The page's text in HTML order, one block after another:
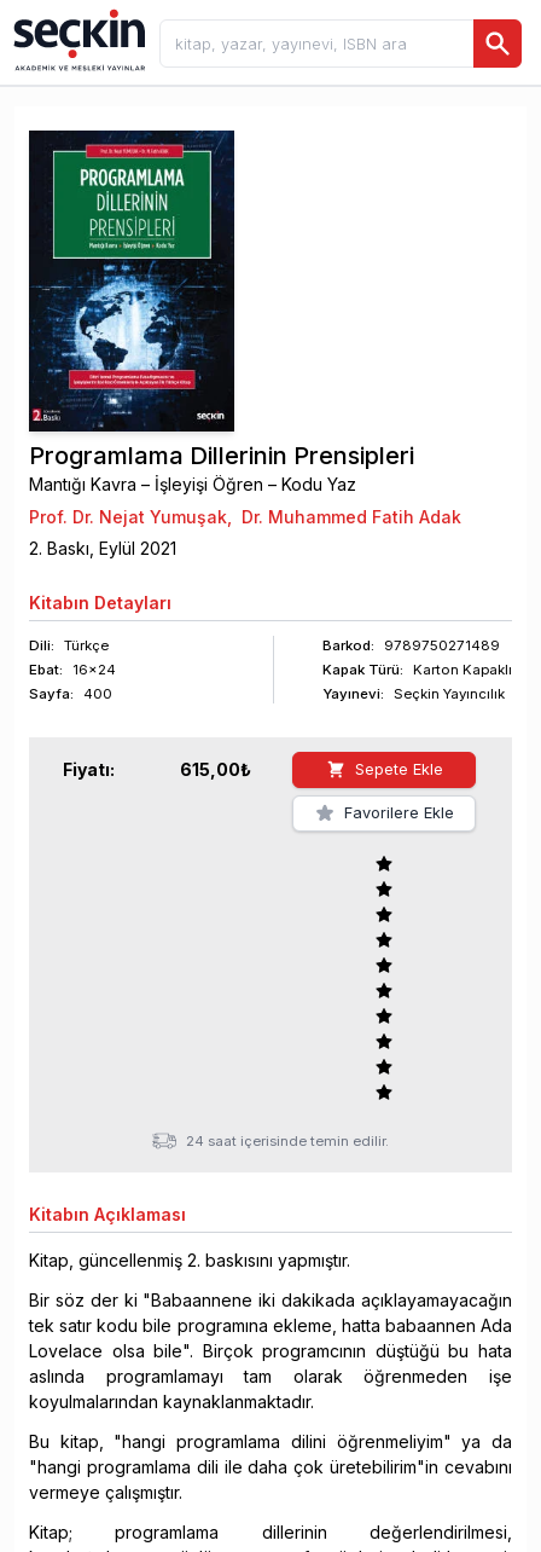
Programlama Dillerinin Prensipleri
Mantığı Kavra – İşleyişi Öğren – Kodu Yaz
Prof. Dr. Nejat Yumuşak, Dr. Muhammed Fatih Adak
2. Baskı, Eylül 2021
Kitabın Detayları
Dili:
Türkçe
Ebat:
16x24
Sayfa: 400
Barkod:
9789750271489
Kapak Türü:
Karton Kapaklı
Yayınevi:
Seçkin Yayıncılık
Fiyatı: 615,00₺ Sepete Ekle
Favorilere Ekle
24 saat içerisinde temin edilir.
Kitabın Açıklaması
Kitap, güncellenmiş 2. baskısını yapmıştır.
Bir söz der ki "Babaannene iki dakikada açıklayamayacağın
tek satır kodu bile programına ekleme, hatta babaannen Ada
Lovelace olsa bile". Birçok programcının düştüğü bu hata
aslında programlamayı tam olarak öğrenmeden işe
koyulmalarından kaynaklanmaktadır.
Bu kitap, "hangi programlama dilini öğrenmeliyim" ya da
"hangi programlama dili ile daha çok üretebilirim"in cevabını
vermeye çalışmıştır.
Kitap; programlama dillerinin değerlendirilmesi,